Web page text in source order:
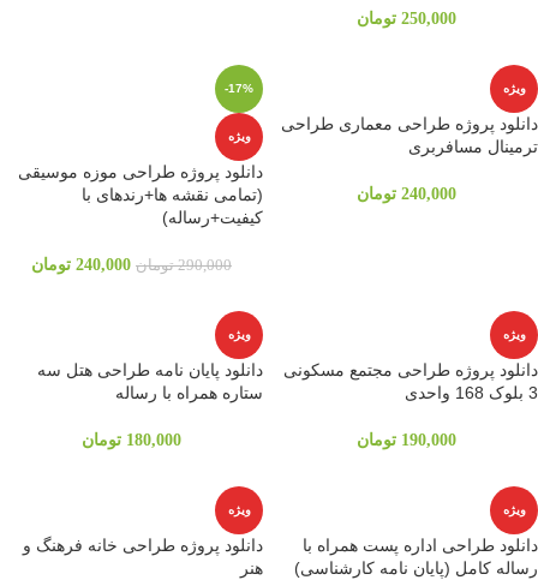
250,000 تومان
ویژه
دانلود پروژه طراحی معماری طراحی
ترمینال مسافربری
240,000 تومان
-17%
ویژه
دانلود پروژه طراحی موزه موسیقی
(تمامی نقشه ها+رندهای با
کیفیت+رساله)
290,000 تومان 240,000 تومان
ویژه
دانلود پروژه طراحی مجتمع مسکونی
3 بلوک 168 واحدی
190,000 تومان
ویژه
دانلود پایان نامه طراحی هتل سه
ستاره همراه با رساله
180,000 تومان
ویژه
دانلود طراحی اداره پست همراه با
رساله کامل (پایان نامه کارشناسی)
ویژه
دانلود پروژه طراحی خانه فرهنگ و
هنر